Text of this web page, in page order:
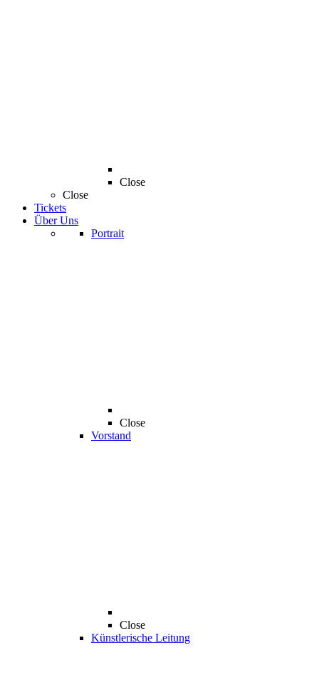
Close
Close
Tickets
Über Uns
Portrait
Close
Vorstand
Close
Künstlerische Leitung